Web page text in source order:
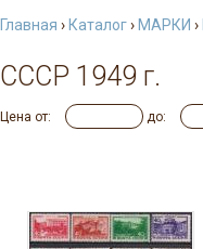
Главная › Каталог› МАРКИ ›
СССР 1949 г.
Цена от: до: